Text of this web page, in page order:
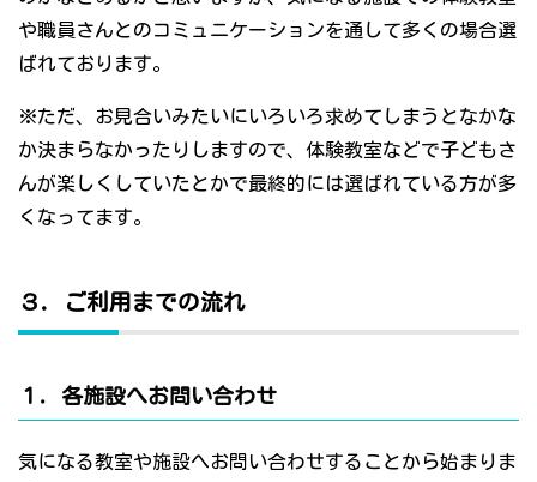
や職員さんとのコミュニケーションを通して多くの場合選
ばれております。
※ただ、お見合いみたいにいろいろ求めてしまうとなかな
か決まらなかったりしますので、体験教室などで子どもさ
んが楽しくしていたとかで最終的には選ばれている方が多
くなってます。
３．ご利用までの流れ
１．各施設へお問い合わせ
気になる教室や施設へお問い合わせすることから始まりま